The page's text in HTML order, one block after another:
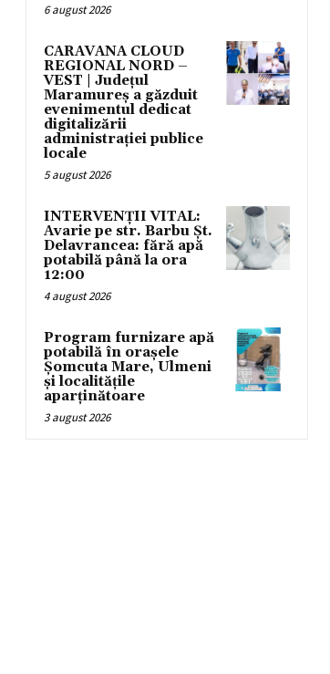
6 august 2026
CARAVANA CLOUD
REGIONAL NORD –
VEST | Județul
Maramureș a găzduit
evenimentul dedicat
digitalizării
administrației publice
locale
5 august 2026
INTERVENȚII VITAL:
Avarie pe str. Barbu Șt.
Delavrancea: fără apă
potabilă până la ora
12:00
4 august 2026
Program furnizare apă
potabilă în orașele
Șomcuta Mare, Ulmeni
și localitățile
aparținătoare
3 august 2026